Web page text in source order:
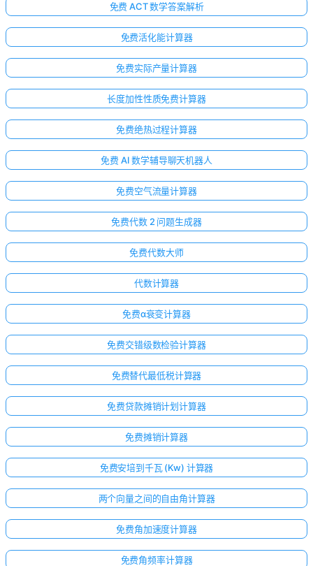
免费 ACT 数学答案解析
免费活化能计算器
免费实际产量计算器
长度加性性质免费计算器
免费绝热过程计算器
免费 AI 数学辅导聊天机器人
免费空气流量计算器
免费代数 2 问题生成器
免费代数大师
代数计算器
免费α衰变计算器
免费交错级数检验计算器
免费替代最低税计算器
免费贷款摊销计划计算器
免费摊销计算器
免费安培到千瓦 (Kw) 计算器
两个向量之间的自由角计算器
免费角加速度计算器
免费角频率计算器